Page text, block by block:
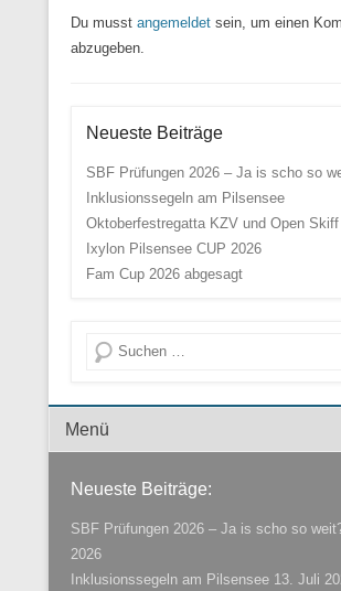
Du musst angemeldet sein, um einen
abzugeben.
Neueste Beiträge
SBF Prüfungen 2026 – Ja is scho so
Inklusionssegeln am Pilsensee
Oktoberfestregatta KZV und Open Skiff
Ixylon Pilsensee CUP 2026
Fam Cup 2026 abgesagt
Suche
Menü der Fußzeile
Neueste Beiträge:
SBF Prüfungen 2026 – Ja is scho so
2026
Inklusionssegeln am Pilsensee 13. Juli